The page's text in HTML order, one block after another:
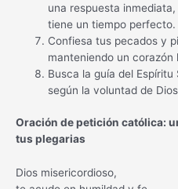
una respuesta
tiene un tiempo perfecto.
Confiesa tus pecados y
manteniendo un corazón
Busca la guía del
según la voluntad de
Oración de petición católica:
tus plegarias
Dios misericordioso,